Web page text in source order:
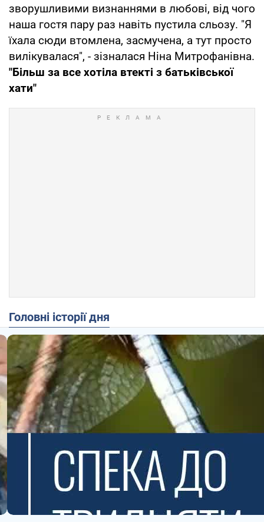
зворушливими визнаннями в любові, від чого
наша гостя пару раз навіть пустила сльозу. "Я
їхала сюди втомлена, засмучена, а тут просто
вилікувалася", - зізналася Ніна Митрофанівна.
"Бiльш за все хотiла втекті з батькiвської
хати"
Головні історії дня